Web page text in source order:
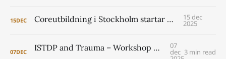
15DEC Coreutbildning i Stockholm startar 2026 15 dec
2025
07DEC ISTDP and Trauma – Workshop with Jonathan Entis and Peter Lilliengren 07
dec 3 min read